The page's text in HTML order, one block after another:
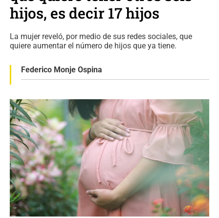
hijos, es decir 17 hijos
La mujer reveló, por medio de sus redes sociales, que
quiere aumentar el número de hijos que ya tiene.
Federico Monje Ospina